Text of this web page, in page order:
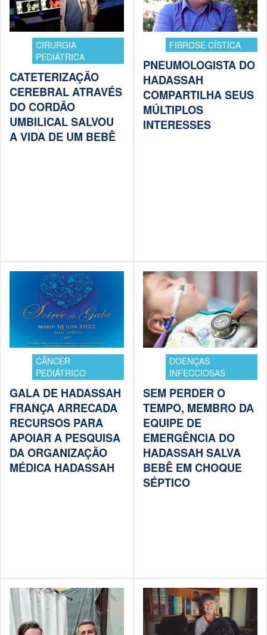
CIRURGIA
PEDIÁTRICA
CATETERIZAÇÃO
CEREBRAL ATRAVÉS
DO CORDÃO
UMBILICAL SALVOU
A VIDA DE UM BEBÊ
FIBROSE CÍSTICA
PNEUMOLOGISTA DO
HADASSAH
COMPARTILHA SEUS
MÚLTIPLOS
INTERESSES
CÂNCER
PEDIÁTRICO
GALA DE HADASSAH
FRANÇA ARRECADA
RECURSOS PARA
APOIAR A PESQUISA
DA ORGANIZAÇÃO
MÉDICA HADASSAH
DOENÇAS
INFECCIOSAS
SEM PERDER O
TEMPO, MEMBRO DA
EQUIPE DE
EMERGÊNCIA DO
HADASSAH SALVA
BEBÊ EM CHOQUE
SÉPTICO